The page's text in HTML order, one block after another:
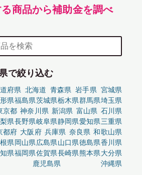
商品から補助金を調べ
で絞り込む
府県 北海道 青森県 岩手県 宮城県
県福島県茨城県栃木県群馬県埼玉県
京都 神奈川県 新潟県 富山県 石川県
県長野県岐阜県静岡県愛知県三重県
都府 大阪府 兵庫県 奈良県 和歌山県
県岡山県広島県山口県徳島県香川県
県福岡県佐賀県長崎県熊本県大分県
鹿児島県 沖縄県